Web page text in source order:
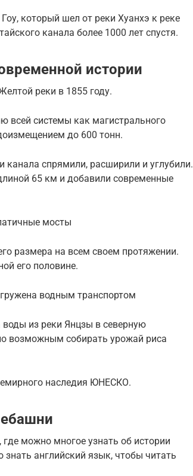
который шел от реки Хуанхэ к реке
канала более 1000 лет спустя.
истории
реки в 1855 году.
всей системы как магистрального
до 600 тонн.
спрямили, расширили и углубили.
65 км и добавили современные
мосты
размера на всем своем протяжении.
его половине.
водным транспортом
воды из реки Янцзы в северную
возможным собирать урожай риса
наследия ЮНЕСКО.
можно многое узнать об истории
английский язык, чтобы читать